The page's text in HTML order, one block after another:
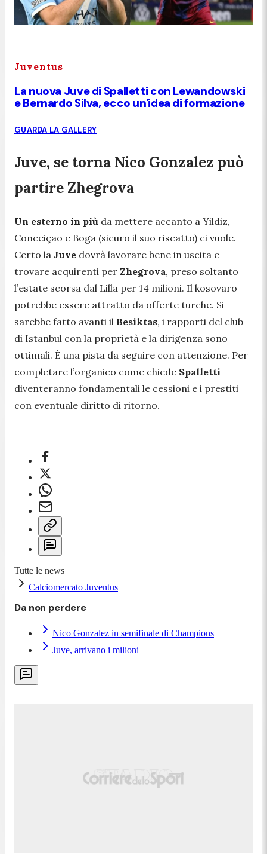
Juventus
La nuova Juve di Spalletti con Lewandowski
e Bernardo Silva, ecco un'idea di formazione
GUARDA LA GALLERY
Juve, se torna Nico Gonzalez può
partire Zhegrova
Un esterno in più da mettere accanto a Yildiz,
Conceiçao e Boga (sicuro il suo riscatto) ci vuole.
Certo la Juve dovrà lavorare bene in uscita e
trovare acquirenti per Zhegrova, preso soltanto
l’estate scorsa dal Lilla per 14 milioni. Il kosovaro
potrebbe essere attratto da offerte turche. Si
sarebbe fatto avanti il Besiktas, i rapporti del club
di Istanbul con la proprietà e la dirigenza sono
ottimali. È una pista da seguire con attenzione. Per
completare l’organico come chiede Spalletti
diventeranno fondamentali le cessioni e i prestiti
con eventuale diritto di ritorno.
Tutte le news
Calciomercato Juventus
Da non perdere
Nico Gonzalez in semifinale di Champions
Juve, arrivano i milioni